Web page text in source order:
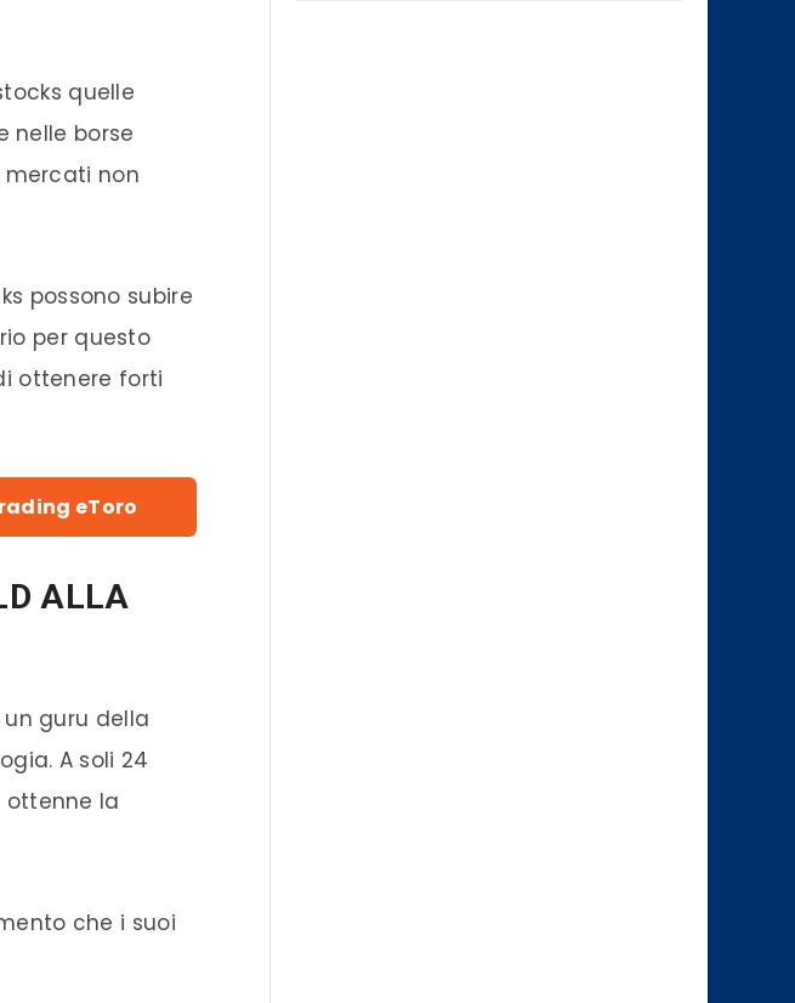
quelle
nelle borse
mercati non
possono subire
per questo
ottenere forti
eToro
ALLA
guru della
A soli 24
ottenne la
che i suoi